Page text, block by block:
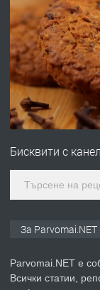
ПРЕДЛАГА
ПРЕДЛАГА
Бисквити с
За Parvomai.NET
Parvomai.NET е
Всички статии,